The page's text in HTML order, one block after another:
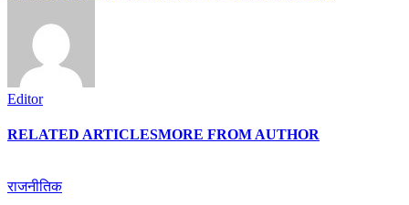
Editor
RELATED ARTICLESMORE FROM AUTHOR
राजनीतिक